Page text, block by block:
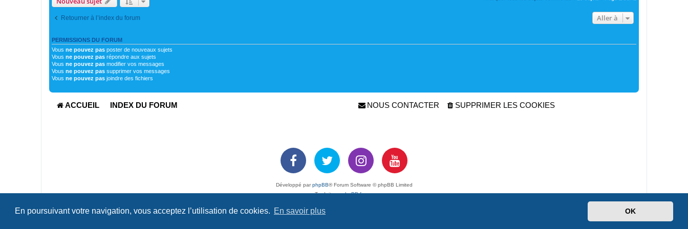
En poursuivant votre navigation, vous acceptez l’utilisation de cookies. En savoir plus OK
Retourner à l’index du forum Aller à
PERMISSIONS DU FORUM
Vous ne pouvez pas poster de nouveaux sujets
Vous ne pouvez pas répondre aux sujets
Vous ne pouvez pas modifier vos messages
Vous ne pouvez pas supprimer vos messages
Vous ne pouvez pas joindre des fichiers
ACCUEIL INDEX DU FORUM SUPPRIMER LES COOKIES
NOUS CONTACTER
Développé parphpBB® Forum Software © phpBB Limited
Traduit parphpBB-fr.com